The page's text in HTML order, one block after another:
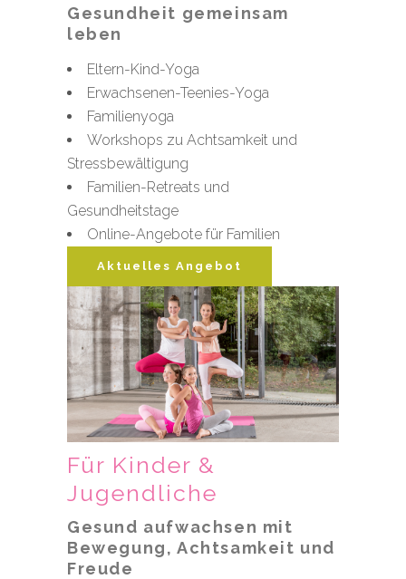
Gesundheit gemeinsam
leben
Eltern-Kind-Yoga
Erwachsenen-Teenies-Yoga
Familienyoga
Workshops zu Achtsamkeit und
Stressbewältigung
Familien-Retreats und
Gesundheitstage
Online-Angebote für Familien
Aktuelles Angebot
Für Kinder &
Jugendliche
Gesund aufwachsen mit
Bewegung, Achtsamkeit und
Freude